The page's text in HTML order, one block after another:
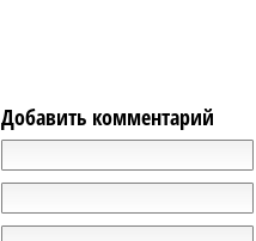
Добавить комментарий